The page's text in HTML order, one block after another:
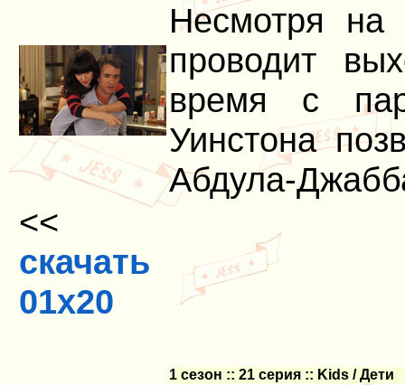
Несмотря на
проводит
время с
Уинстона
Абдула-
<<
скачать
01x20
1 сезон :: 21 серия :: Kids / Дети